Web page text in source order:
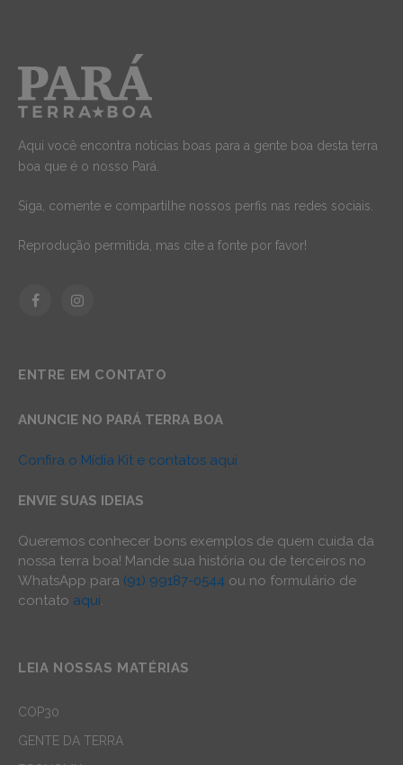
Aqui você encontra notícias boas para a gente boa desta terra
boa que é o nosso Pará.
Siga, comente e compartilhe nossos perfis nas redes sociais.
Reprodução permitida, mas cite a fonte por favor!
FacebookInstagram
ENTRE EM CONTATO
ANUNCIE NO PARÁ TERRA BOA
Confira o Mídia Kit e contatos aqui
ENVIE SUAS IDEIAS
Queremos conhecer bons exemplos de quem cuida da
nossa terra boa! Mande sua história ou de terceiros no
WhatsApp para (91) 99187-0544 ou no formulário de
contato aqui.
LEIA NOSSAS MATÉRIAS
COP30
GENTE DA TERRA